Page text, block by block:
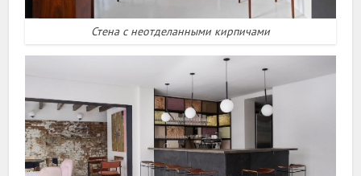
Стена с неотделанными кирпичами